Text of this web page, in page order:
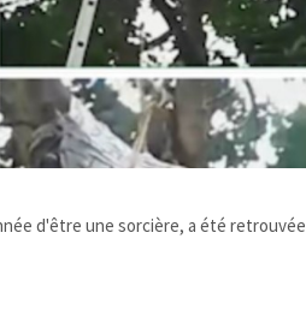
d'être une sorcière, a été retrouvée